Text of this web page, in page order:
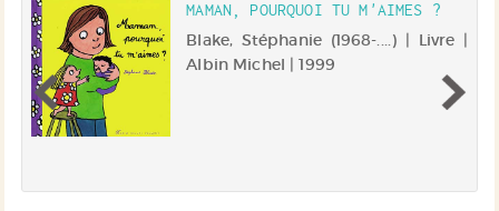
MAMAN, POURQUOI TU M'AIMES ?
Blake, Stéphanie (1968-....) | Livre |
Albin Michel | 1999